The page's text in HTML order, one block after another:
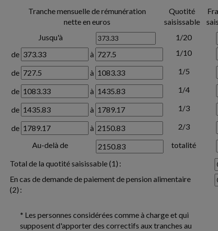
Tranche mensuelle de rémunération
nette en euros
Quotité
saisissable
Jusqu'à
1/20
de
à 1/10
de à 1/5
de à 1/4
de à 1/3
de à
2/3
Au-delà de
totalité
Total de la quotité saisissable (1) :
En cas de demande de paiement de pension alimentaire
(2) :
* Les personnes considérées comme à charge et qui
supposent d'apporter des correctifs aux tranches au